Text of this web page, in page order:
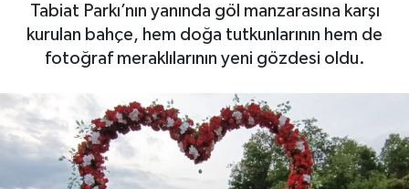
Tabiat Parkı’nın yanında göl manzarasına karşı
kurulan bahçe, hem doğa tutkunlarının hem de
fotoğraf meraklılarının yeni gözdesi oldu.
Magazin
Gayrimenkul
Spor
Eğitim